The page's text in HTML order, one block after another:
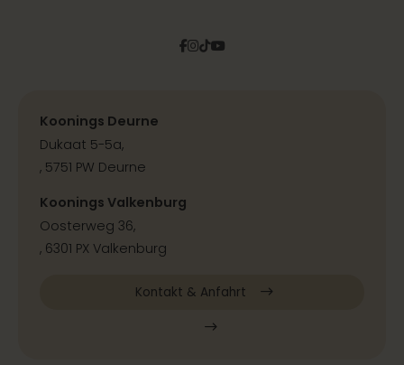
Facebook
Instagram
TiktokPinterest
YouTube
Koonings Deurne
Dukaat 5-5a,
, 5751 PW Deurne
Koonings Valkenburg
Oosterweg 36,
, 6301 PX Valkenburg
Kontakt & Anfahrt